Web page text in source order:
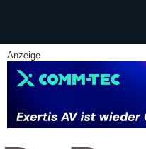
Anzeige